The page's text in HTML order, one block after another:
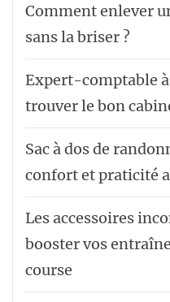
Comment enlever
sans la briser ?
Expert-comptable
trouver le bon
Sac à dos de
confort et praticité
Les accessoires
booster vos
course